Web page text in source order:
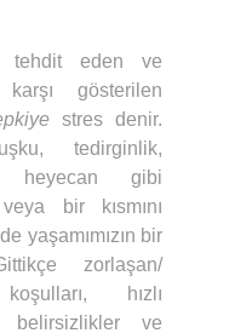
tehdit eden ve
gösterilen
stres denir.
tedirginlik,
heyecan gibi
bir kısmını
yaşamımızın bir
zorlaşan/
hızlı
belirsizlikler ve